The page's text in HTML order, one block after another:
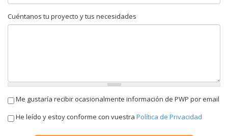
Cuéntanos tu proyecto y tus necesidades
Me gustaría recibir ocasionalmente información de PWP por correo
Me gustaría recibir ocasionalmente información de PWP por email
Términos y condiciones*
He leído y estoy conforme con vuestra Política de Privacidad